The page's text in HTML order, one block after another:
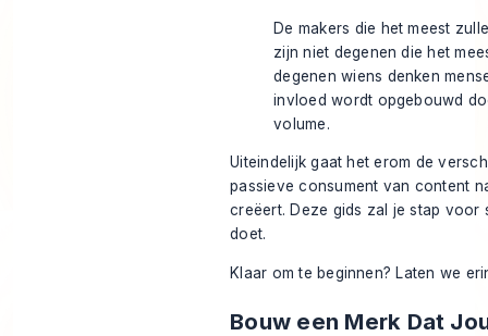
De makers die het meest
zijn niet degenen die het
degenen wiens denken
invloed wordt opgebouwd
volume.
Uiteindelijk gaat het erom de
passieve consument van content
creëert. Deze gids zal je stap voor
doet.
Klaar om te beginnen? Laten we
Bouw een Merk Dat